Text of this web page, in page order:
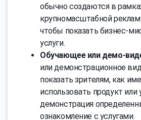
обычно создаются в
крупномасштабной
чтобы показать бизнес-
услуги.
Обучающее или демо-
или демонстрационное
показать зрителям, как
использовать продукт или
демонстрация
ознакомление с услугами.